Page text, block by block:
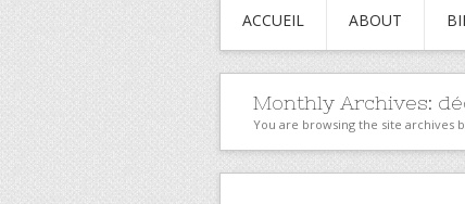
ACCUEIL ABOUT
Monthly Archives:
You are browsing the site archives